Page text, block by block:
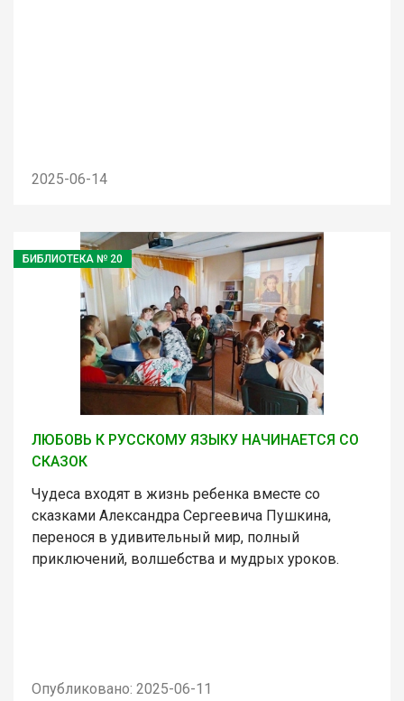
2025-06-14
БИБЛИОТЕКА № 20
ЛЮБОВЬ К РУССКОМУ ЯЗЫКУ НАЧИНАЕТСЯ СО
СКАЗОК
Чудеса входят в жизнь ребенка вместе со
сказками Александра Сергеевича Пушкина,
перенося в удивительный мир, полный
приключений, волшебства и мудрых уроков.
Опубликовано: 2025-06-11